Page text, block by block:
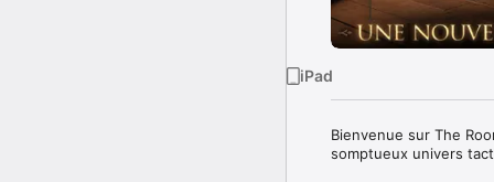
iPad
Bienvenue sur The
somptueux univers